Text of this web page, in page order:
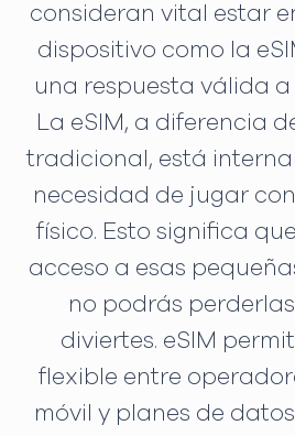
consideran vital estar
dispositivo como la
una respuesta válida a
La eSIM, a diferencia
tradicional, está
necesidad de jugar
físico. Esto significa
acceso a esas
no podrás
diviertes. eSIM
flexible entre
móvil y planes de